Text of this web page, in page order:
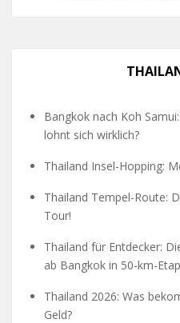
Bangkok nach Koh
lohnt sich wirklich?
Thailand Insel-Hopping:
Thailand Tempel-Route:
Tour!
Thailand für Entdecker:
ab Bangkok in 50-km-
Thailand 2026: Was
Geld?